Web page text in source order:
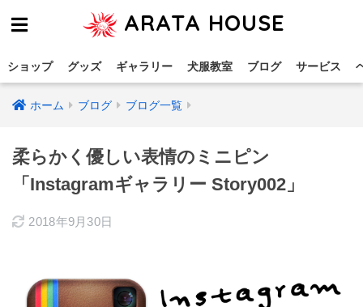
ARATA HOUSE
ショップ グッズ ギャラリー 犬服教室 ブログ サービス
ホーム ブログ ブログ一覧
柔らかく優しい表情のミニピン
「Instagramギャラリー Story002」
2018年9月30日